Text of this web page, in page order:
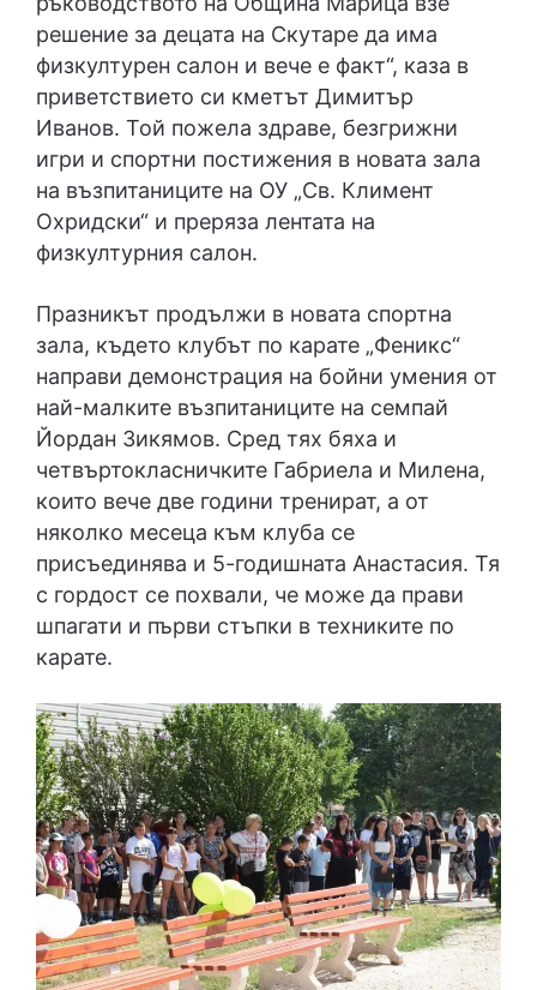
решение за децата на Скутаре да има
физкултурен салон и вече е факт“, каза в
приветствието си кметът Димитър
Иванов. Той пожела здраве, безгрижни
игри и спортни постижения в новата зала
на възпитаниците на ОУ „Св. Климент
Охридски“ и преряза лентата на
физкултурния салон.
Празникът продължи в новата спортна
зала, където клубът по карате „Феникс“
направи демонстрация на бойни умения от
най-малките възпитаниците на семпай
Йордан Зикямов. Сред тях бяха и
четвъртокласничките Габриела и Милена,
които вече две години тренират, а от
няколко месеца към клуба се
присъединява и 5-годишната Анастасия. Тя
с гордост се похвали, че може да прави
шпагати и първи стъпки в техниките по
карате.